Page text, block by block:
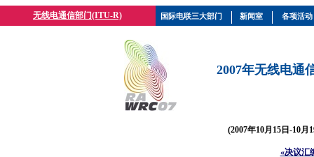
无线电通信部门(ITU-R)
2007年无线电通
(2007年10月15日-10月
«决议汇
国际电联三大部门 新闻室 各项活动